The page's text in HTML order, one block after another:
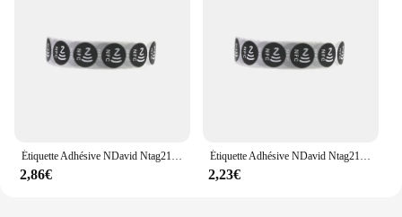
Étiquette Adhésive NDavid Ntag213 144 Octets, 13.56MHz ISO14443A, Puce 213 RFID, pour Téléphone, 6 Couleurs
2,86€
Étiquette Adhésive NDavid Ntag213 144 Octets, 13.56MHz ISO14443A, Puce 213 RFID, pour Téléphone, 6 Couleurs
2,23€